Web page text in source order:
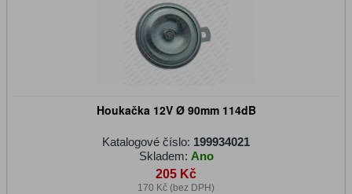
Houkačka 12V Ø 90mm 114dB
Katalogové číslo: 199934021
Skladem: Ano
205 Kč
170 Kč (bez DPH)